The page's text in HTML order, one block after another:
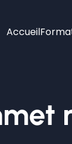
Accueil